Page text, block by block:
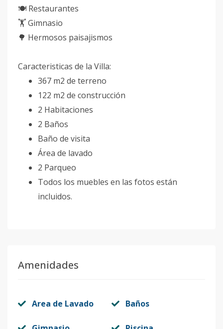
🍽️ Restaurantes
🏋️ Gimnasio
🌳 Hermosos paisajismos
Caracteristicas de la Villa:
367 m2 de terreno
122 m2 de construcción
2 Habitaciones
2 Baños
Baño de visita
Área de lavado
2 Parqueo
Todos los muebles en las fotos están
incluidos.
Amenidades
Area de Lavado Baños